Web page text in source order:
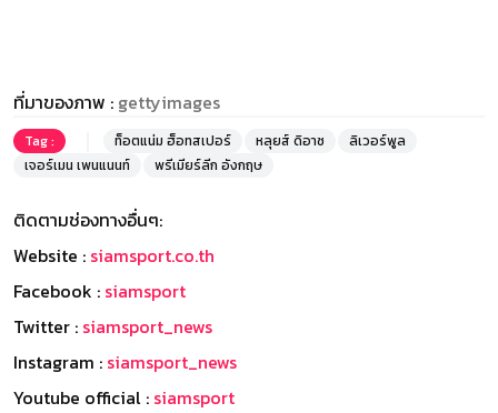
ที่มาของภาพ : gettyimages
Tag : ท็อตแน่ม ฮ็อทสเปอร์ หลุยส์ ดิอาซ
ลิเวอร์พูล
เจอร์เมน เพนแนนท์
พรีเมียร์ลีก อังกฤษ
ติดตามช่องทางอื่นๆ:
Website : siamsport.co.th
Facebook : siamsport
Twitter : siamsport_news
Instagram : siamsport_news
Youtube official : siamsport